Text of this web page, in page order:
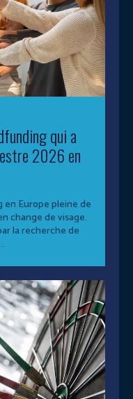
qui a
2026 en
Europe pleine de
change de visage.
la recherche de